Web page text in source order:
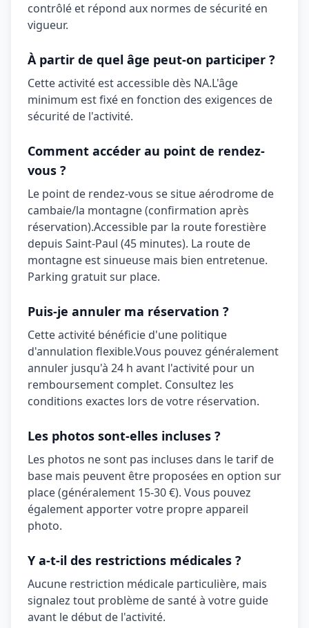
contrôlé et répond aux normes de sécurité en
vigueur.
À partir de quel âge peut-on participer ?
Cette activité est accessible dès NA.L'âge
minimum est fixé en fonction des exigences de
sécurité de l'activité.
Comment accéder au point de rendez-
vous ?
Le point de rendez-vous se situeaérodrome de
cambaie/la montagne (confirmation après
réservation).Accessible par la route forestière
depuis Saint-Paul (45 minutes). La route de
montagne est sinueuse mais bien entretenue.
Parking gratuit sur place.
Puis-je annuler ma réservation ?
Cette activité bénéficie d'une politique
d'annulation flexible.Vous pouvez généralement
annuler jusqu'à 24 h avant l'activité pour un
remboursement complet. Consultez les
conditions exactes lors de votre réservation.
Les photos sont-elles incluses ?
Les photos ne sont pas incluses dans le tarif de
base mais peuvent être proposées en option sur
place (généralement 15-30 €). Vous pouvez
également apporter votre propre appareil
photo.
Y a-t-il des restrictions médicales ?
Aucune restriction médicale particulière, mais
signalez tout problème de santé à votre guide
avant le début de l'activité.